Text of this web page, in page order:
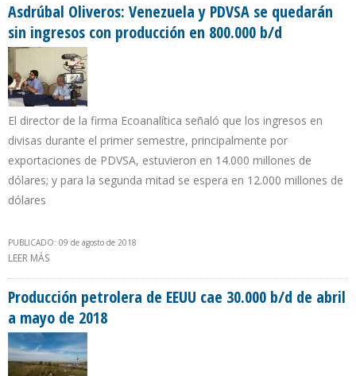
Asdrúbal Oliveros: Venezuela y PDVSA se quedarán
sin ingresos con producción en 800.000 b/d
El director de la firma Ecoanalítica señaló que los ingresos en
divisas durante el primer semestre, principalmente por
exportaciones de PDVSA, estuvieron en 14.000 millones de
dólares; y para la segunda mitad se espera en 12.000 millones de
dólares
PUBLICADO: 09 de agosto de 2018
LEER MÁS
Producción petrolera de EEUU cae 30.000 b/d de abril
a mayo de 2018